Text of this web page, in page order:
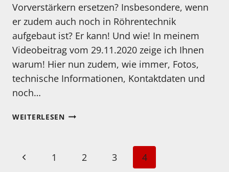
Vorverstärkern ersetzen? Insbesondere, wenn
er zudem auch noch in Röhrentechnik
aufgebaut ist? Er kann! Und wie! In meinem
Videobeitrag vom 29.11.2020 zeige ich Ihnen
warum! Hier nun zudem, wie immer, Fotos,
technische Informationen, Kontaktdaten und
noch…
WEITERLESENPURE
RÖHREN-
Seitennavigation
Vorherige
1 2 3 4